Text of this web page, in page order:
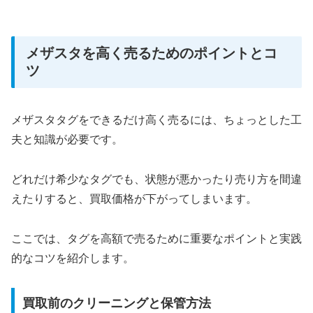
メザスタを高く売るためのポイントとコ
ツ
メザスタタグをできるだけ高く売るには、ちょっとした工
夫と知識が必要です。
どれだけ希少なタグでも、状態が悪かったり売り方を間違
えたりすると、買取価格が下がってしまいます。
ここでは、タグを高額で売るために重要なポイントと実践
的なコツを紹介します。
買取前のクリーニングと保管方法